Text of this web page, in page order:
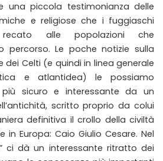
una piccola testimonianza delle
e religiose che i fuggiaschi
alle popolazioni che
percorso. Le poche notizie sulla
dei Celti (e quindi in linea generale
e atlantidea) le possiamo
sicuro e interessante da un
scritto proprio da colui
definitiva il crollo della civiltà
Europa: Caio Giulio Cesare. Nel
ci dà un interessante ritratto dei